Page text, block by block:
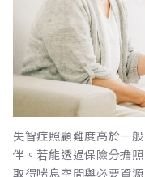
失智症照顧難度高於一
伴。若能透過保險分擔
取得喘息空間與必要資